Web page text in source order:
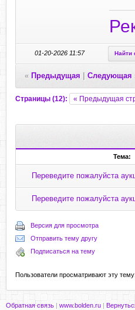
01-20-2026 11:57 Найти
« Предыдущая Следующая
Страницы (12): « Предыдущая
Тема:
Переведите пожалуйста
Переведите пожалуйста
Версия для просмотра
Отправить тему другу
Подписаться на тему
Пользователи просматривают эту
Обратная связь | www.bolden.ru |